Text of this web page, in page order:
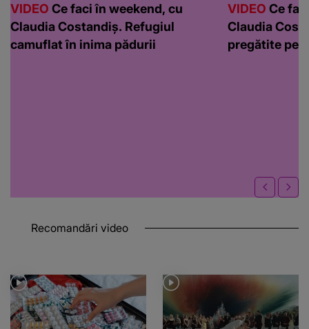
VIDEO Ce faci în weekend, cu
Claudia Costandiș. Refugiul
camuflat în inima pădurii
VIDEO Ce
Claudia
pregătite
Recomandări video